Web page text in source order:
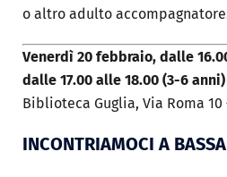
o altro adulto
Venerdì 20 febbraio, dalle
dalle 17.00 alle 18.00 (3-6 anni)
Biblioteca Guglia, Via Roma 10
INCONTRIAMOCI A